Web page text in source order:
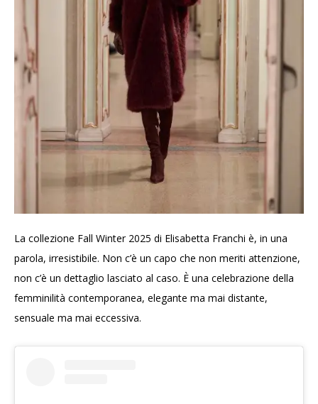
La collezione Fall Winter 2025 di Elisabetta Franchi è, in una
parola, irresistibile. Non c’è un capo che non meriti attenzione,
non c’è un dettaglio lasciato al caso. È una celebrazione della
femminilità contemporanea, elegante ma mai distante,
sensuale ma mai eccessiva.